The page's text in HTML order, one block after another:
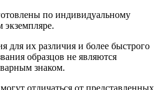
по индивидуальному
экземпляре.
для их различия и более быстрого
образцов не являются
знаком.
отличаться от представленных